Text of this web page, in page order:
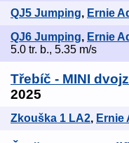
QJ5 Jumping, Ernie
QJ6 Jumping, Ernie
5.0 tr. b., 5.35 m/s
Třebíč - MINI
2025
Zkouška 1 LA2, Ernie